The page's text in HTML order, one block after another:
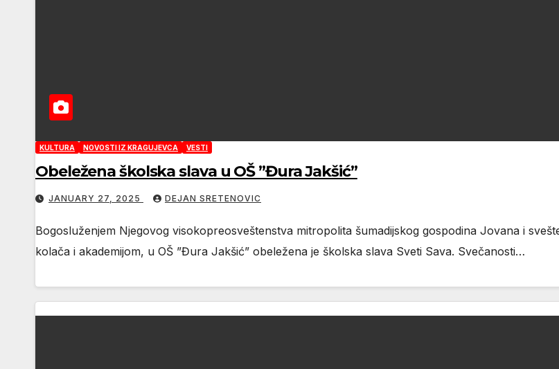
KULTURA NOVOSTI IZ KRAGUJEVCA VESTI
Obeležena školska slava u OŠ ”Đura Jakšić”
JANUARY 27, 2025 DEJAN SRETENOVIC
Bogosluženjem Njegovog visokopreosveštenstva mitropolita šumadijskog gospodina Jovana i
kolača i akademijom, u OŠ ”Đura Jakšić” obeležena je školska slava Sveti Sava. Svečanosti…